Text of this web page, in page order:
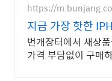
https://
지금 가장 핫한
최대 브랜드 중고
번개장터에서 새상
가격 부담없이 구매